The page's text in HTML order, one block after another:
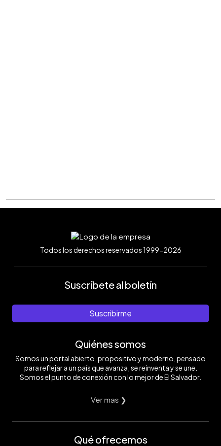
Todos los derechos reservados 1999-2026
Suscríbete al boletín
Suscribirme
Quiénes somos
Somos un portal abierto, propositivo y moderno, pensado
para reflejar a un país que avanza, se reinventa y se une.
Somos el punto de conexión con lo mejor de El Salvador.
Ver mas ❯
Qué ofrecemos